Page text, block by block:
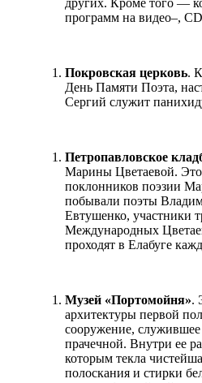
программ на видео–,
Покровская церковь.
День Памяти Поэта,
Сергий служит
Петропавловское
Марины Цветаевой. Это
поклонников поэзии
побывали поэты
Евтушенко, участники
Международных
проходят в Елабуге
Музей «Портомойня».
архитектуры первой
сооружение, служившее
прачечной. Внутри ее
которым текла
полоскания и стирки